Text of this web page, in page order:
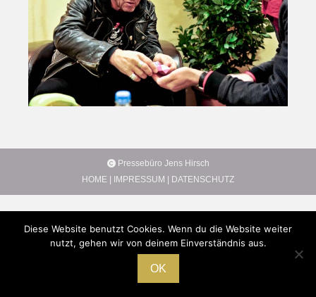
Pressebüro Jens Hirsch
HOME | IMPRESSUM | DATENSCHUTZ
Diese Website benutzt Cookies. Wenn du die Website weiter
nutzt, gehen wir von deinem Einverständnis aus.
OK